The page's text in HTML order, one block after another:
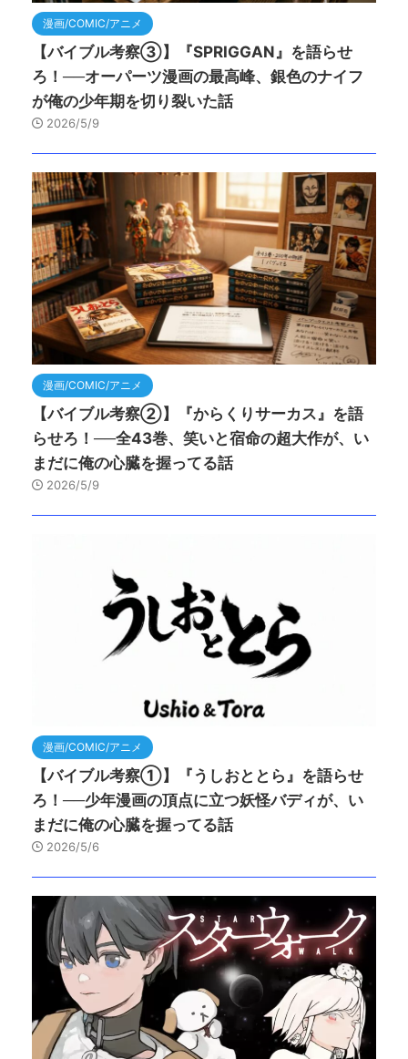
漫画/COMIC/アニメ
【バイブル考察③】『SPRIGGAN』を語らせ
ろ！──オーパーツ漫画の最高峰、銀色のナイフ
が俺の少年期を切り裂いた話
2026/5/9
漫画/COMIC/アニメ
【バイブル考察②】『からくりサーカス』を語
らせろ！──全43巻、笑いと宿命の超大作が、い
まだに俺の心臓を握ってる話
2026/5/9
漫画/COMIC/アニメ
【バイブル考察①】『うしおととら』を語らせ
ろ！──少年漫画の頂点に立つ妖怪バディが、い
まだに俺の心臓を握ってる話
2026/5/6